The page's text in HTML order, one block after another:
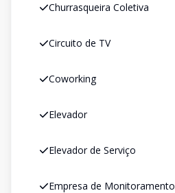
Churrasqueira Coletiva
Circuito de TV
Coworking
Elevador
Elevador de Serviço
Empresa de Monitoramento